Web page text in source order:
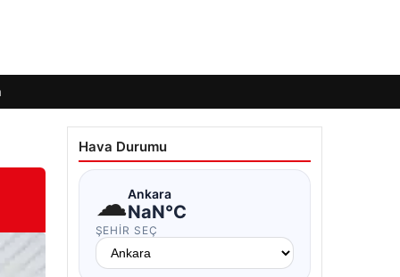
Hava Durumu
☁Ankara
NaN°C
ŞEHIR SEÇ